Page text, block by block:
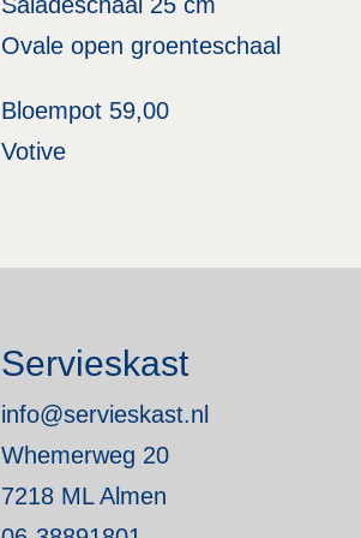
Ovale open groenteschaal
Bloempot 59,00
Votive
Servieskast
info@servieskast.nl
Whemerweg 20
7218 ML Almen